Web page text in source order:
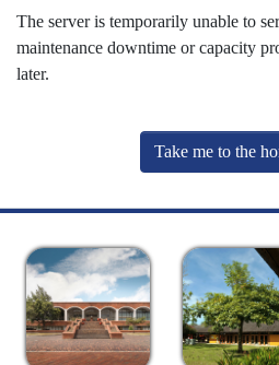
The server is temporarily unable to
maintenance downtime or capacity
later.
Take me to the